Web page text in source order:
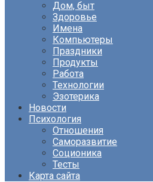
Дом, быт
Здоровье
Имена
Компьютеры
Праздники
Продукты
Работа
Технологии
Эзотерика
Новости
Психология
Отношения
Саморазвитие
Соционика
Тесты
Карта сайта